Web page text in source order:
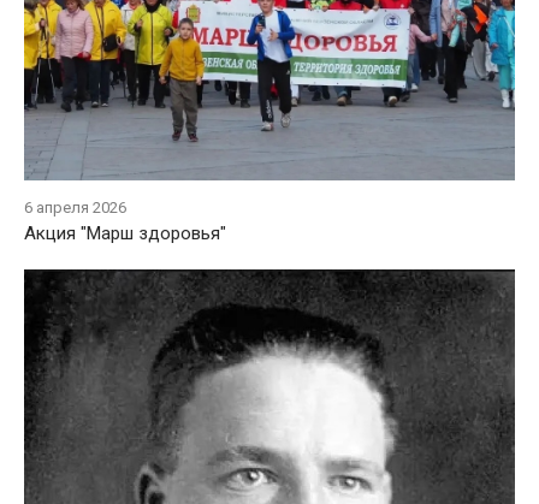
6 апреля 2026
Акция "Марш здоровья"